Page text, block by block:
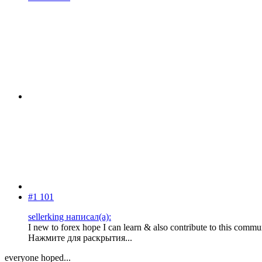
#1 101
sellerking написал(а):
I new to forex hope I can learn & also contribute to this
Нажмите для раскрытия...
everyone hoped...